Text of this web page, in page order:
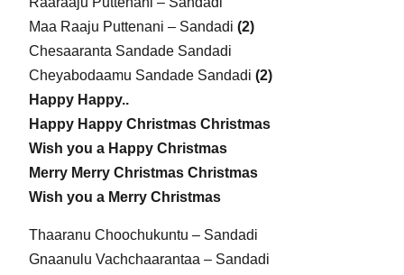
Maa Raaju Puttenani – Sandadi (2)
Chesaaranta Sandade Sandadi
Cheyabodaamu Sandade Sandadi (2)
Happy Happy..
Happy Happy Christmas Christmas
Wish you a Happy Christmas
Merry Merry Christmas Christmas
Wish you a Merry Christmas
Thaaranu Choochukuntu – Sandadi
Gnaanulu Vachchaarantaa – Sandadi